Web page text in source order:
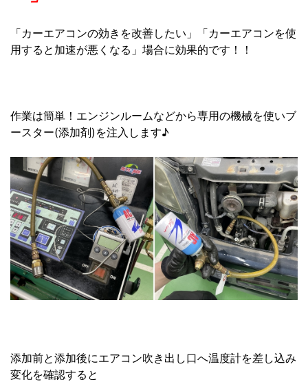
「カーエアコンの効きを改善したい」「カーエアコンを使
用すると加速が悪くなる」場合に効果的です！！
作業は簡単！エンジンルームなどから専用の機械を使いブ
ースター(添加剤)を注入します♪
添加前と添加後にエアコン吹き出し口へ温度計を差し込み
変化を確認すると